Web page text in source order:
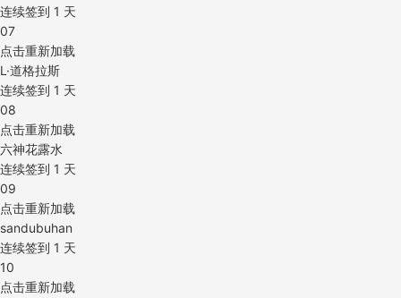
连续签到 1 天
07
点击重新加载
L·道格拉斯
连续签到 1 天
08
点击重新加载
六神花露水
连续签到 1 天
09
点击重新加载
sandubuhan
连续签到 1 天
10
点击重新加载